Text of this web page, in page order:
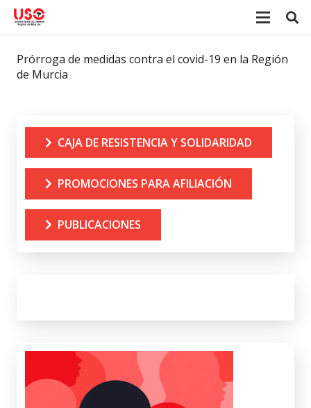
Prórroga de medidas contra el covid-19 en la Región
de Murcia
CAJA DE RESISTENCIA Y SOLIDARIDAD
PROMOCIONES PARA AFILIACIÓN
PUBLICACIONES